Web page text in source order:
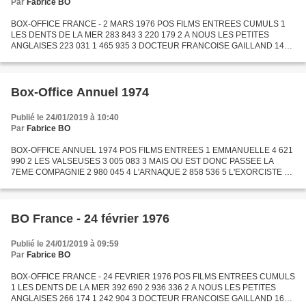
Par Fabrice BO
BOX-OFFICE FRANCE - 2 MARS 1976 POS FILMS ENTREES CUMULS 1
LES DENTS DE LA MER 283 843 3 220 179 2 A NOUS LES PETITES
ANGLAISES 223 031 1 465 935 3 DOCTEUR FRANCOISE GAILLAND 145
288 218...
Box-Office Annuel 1974
Publié le 24/01/2019 à 10:40
Par Fabrice BO
BOX-OFFICE ANNUEL 1974 POS FILMS ENTREES 1 EMMANUELLE 4 621
990 2 LES VALSEUSES 3 005 083 3 MAIS OU EST DONC PASSEE LA
7EME COMPAGNIE 2 980 045 4 L'ARNAQUE 2 858 536 5 L'EXORCISTE 2
634 309...
BO France - 24 février 1976
Publié le 24/01/2019 à 09:59
Par Fabrice BO
BOX-OFFICE FRANCE - 24 FEVRIER 1976 POS FILMS ENTREES CUMULS
1 LES DENTS DE LA MER 392 690 2 936 336 2 A NOUS LES PETITES
ANGLAISES 266 174 1 242 904 3 DOCTEUR FRANCOISE GAILLAND 165